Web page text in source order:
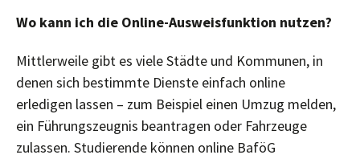
Wo kann ich die Online-Ausweisfunktion nutzen?
Mittlerweile gibt es viele Städte und Kommunen, in
denen sich bestimmte Dienste einfach online
erledigen lassen – zum Beispiel einen Umzug melden,
ein Führungszeugnis beantragen oder Fahrzeuge
zulassen. Studierende können online BaföG